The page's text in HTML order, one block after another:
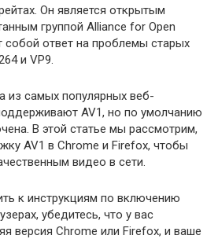
Он является открытым
группой Alliance for Open
собой ответ на проблемы старых
и VP9.
из самых популярных веб-
AV1, но по умолчанию
В этой статье мы рассмотрим,
AV1 в Chrome и Firefox, чтобы
видео в сети.
к инструкциям по включению
убедитесь, что у вас
версия Chrome или Firefox, и ваше